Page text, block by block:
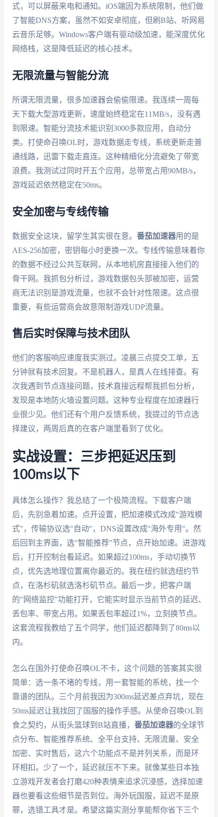
式，可以屏蔽来电和通知。iOS端因为系统限制，他们做
了智能DNS方案，虽然不如安卓彻底，但刷B站、听网易
云音乐足够。Windows客户端有驱动级加速，能深度优化
网络栈，这是降低延迟的核心技术。
无限流量与智能分流
所谓无限流量，很多加速器会偷偷限速。我连续一周每
天下载大型游戏更新，速度始终稳定在11MB/s，没有遇
到限速。智能分流技术能识别3000多款应用，自动分
类。打使命召唤OL时，游戏数据走专线，系统更新走普
通线路，迅雷下载走直连。这种精细化分流避免了带宽
浪费。我测试过同时开五个应用，总带宽占用90MB/s，
游戏延迟依然稳定在50ms。
安全加密与专线传输
数据安全这块，留学生其实很在意。 番茄加速器用的是
AES-256加密，密钥每小时更换一次。专线传输意味着你
的数据不经过公共互联网，从本地机房直接接入他们的
骨干网。我抓包分析过，游戏数据包头部被加密，运营
商无法识别是游戏流量，也就不会针对性限速。这点很
重要，有些运营商会故意限制游戏UDP流量。
售后实时保障与技术团队
他们的客服响应速度我实测过。凌晨三点提交工单，五
分钟就有技术回复。不是机器人，是真人在线排查。有
次我遇到节点连接问题，技术直接远程帮我抓包分析，
发现是本地防火墙设置问题。这种专业程度在加速器行
业很少见。他们还有个用户反馈系统，我提过的节点选
择建议，两周后真的在客户端里看到了优化。
实战设置：三步把延迟压到
100ms以下
具体怎么操作？我总结了一个极简流程。下载客户端
后，先别急着加速。点开设置，把加速模式改成"游戏模
式"，传输协议选"自动"，DNS设置改成"海外专用"。然
后回到主界面，选"智能推荐"节点，点开始加速。进游戏
后，打开控制台看延迟。如果超过100ms，手动切换节
点，优先选地理位置离你最近的。我在纽约就选纽约节
点，在洛杉矶就选洛杉矶节点。最后一步，把客户端
的"网络监控"功能打开，它能实时显示当前节点的延迟、
丢包率、带宽占用。如果丢包率超过1%，立刻换节点。
这套流程我教给了五个同学，他们延迟都降到了80ms以
内。
怎么在国外打使命召唤OL不卡，这个问题的答案其实很
简单：选一条不堵的专线，用一套智能的系统，找一个
靠谱的团队。三个月前我因为300ms延迟差点弃坑，现在
50ms延迟让我找回了国服的操作手感。从使命召唤OL到
食之契约，从街头篮球到B站直播， 番茄加速器的全球节
点分布、智能推荐系统、全平台支持、无限流量、安全
加密、实时售后，这六个功能点不是并列关系，而是环
环相扣。少了一个，延迟就压不下来。就像某些日本独
立游戏开发者会打磨420种表情来追求沉浸感，选择加速
器也要看这些细节是否到位。海外玩国服，延迟不是原
罪，选错工具才是。希望这篇实测分享能帮你省下三个